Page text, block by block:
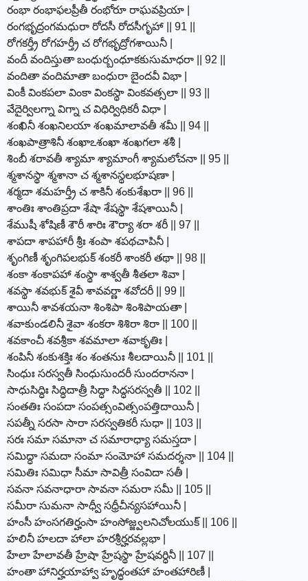
రంభా రంభాఫలప్రీతీ రంభోరూ రాఘవప్రియా |
రంగభృద్రంగమధురా రోదసీ రోదసీగృహా || 91 ||
రోగకర్త్రీ రోగహర్త్రీ చ రోగభృద్రోగశాయినీ |
వందీ వందిస్తుతా బంధుర్బంధూకకుసుమాధరా || 92 ||
వందితా వందిమాతా బంధురా బైందవీ విభా |
వింకీ వింకపలా వింకా వింకస్థా వింకవత్సలా || 93 ||
వేదైర్విలగ్నా విగ్నా చ విధిర్విధికరీ విధా |
శంఖినీ శంఖనిలయా శంఖమాలావతీ శమీ || 94 ||
శంఖపాత్రాశినీ శంఖాఽశంఖా శంఖగలా శశీ |
శింబీ శరావతీ శ్యామా శ్యామాంగీ శ్యామలోచనా || 95 ||
శ్మశానస్థా శ్మశానా చ శ్మశానస్థలభూషణా |
శర్మదా శమహర్త్రీ చ శాకినీ శంకుశేఖరా || 96 ||
శాంతిః శాంతిప్రదా శేషా శేషస్థా శేషశాయినీ |
శేముషీ శోషిణీ శౌరీ శారిః శౌర్యా శరా శరీ || 97 ||
శాపదా శాపహారీ శ్రీః శంపా శపథచాపినీ |
శృంగిణీ శృంగిపలభుక్ శంకరీ శాంకరీ తథా || 98 ||
శంకా శంకాపహా శంస్థా శాశ్వతీ శీతలా శివా |
శవస్థా శవభుక్ శైవీ శావవర్ణా శవోదరీ || 99 ||
శాయినీ శావశయనా శింశిపా శింశిపాయతా |
శవాకుండలినీ శైవా శంకరా శిశిరా శిరా || 100 ||
శవకాంచీ శవశ్రీకా శవమాలా శవాకృతిః |
శంపినీ శంకుశక్తిః శం శంతనుః శీలదాయినీ || 101 ||
సింధుః సరస్వతీ సింధుసుందరీ సుందరాననా |
సాధుసిద్ధిః సిద్ధిదాత్రీ సిద్ధా సిద్ధసరస్వతీ || 102 ||
సంతతిః సంపదా సంపత్సంవిత్సంపత్తిదాయినీ |
సపత్నీ సరసా సారా సరస్వతికరీ సుధా || 103 ||
సరః సమా సమానా చ సమారాధ్యా సమస్తదా |
సమిద్ధా సమదా సంమా సంమోహా సమదర్శనా || 104 ||
సమితిః సమిధా సీమా సావిత్రీ సంవిదా సతీ |
సవనా సవనాధారా సావనా సమరా సమీ || 105 ||
సమీరా సుమనా సాధ్వీ సధ్రీచీన్యసహాయినీ |
హంసీ హంసగతిర్హంసా హంసోజ్జ్వలనిచోలయుక్ || 106 ||
హలినీ హలదా హాలా హరశ్రీర్హరవల్లభా |
హేలా హేలావతీ హ్రేషా హ్రేషస్థా హ్రేషవర్ధినీ || 107 ||
హంతా హానిర్హయాహ్వా హృద్ధంతహా హంతహారిణీ |